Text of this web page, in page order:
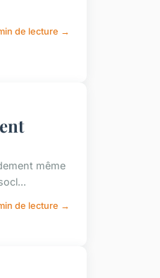
de lecture →
même
de lecture →